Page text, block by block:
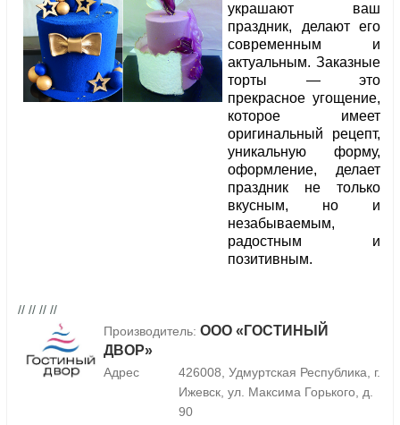
украшают ваш
праздник, делают его
современным и
актуальным. Заказные
торты — это
прекрасное угощение,
которое имеет
оригинальный рецепт,
уникальную форму,
оформление, делает
праздник не только
вкусным, но и
незабываемым,
радостным и
позитивным.
// // // //
Производитель: ООО «ГОСТИНЫЙ
ДВОР»
Адрес
426008, Удмуртская Республика, г.
Ижевск, ул. Максима Горького, д.
90